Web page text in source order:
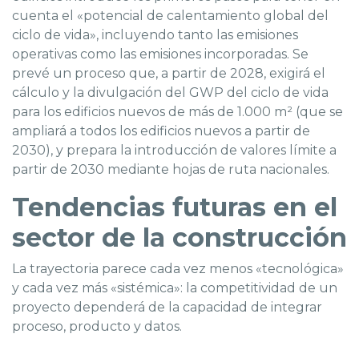
cuenta el «potencial de calentamiento global del
ciclo de vida», incluyendo tanto las emisiones
operativas como las emisiones incorporadas. Se
prevé un proceso que, a partir de 2028, exigirá el
cálculo y la divulgación del GWP del ciclo de vida
para los edificios nuevos de más de 1.000 m² (que se
ampliará a todos los edificios nuevos a partir de
2030), y prepara la introducción de valores límite a
partir de 2030 mediante hojas de ruta nacionales.
Tendencias futuras en el
sector de la construcción
La trayectoria parece cada vez menos «tecnológica»
y cada vez más «sistémica»: la competitividad de un
proyecto dependerá de la capacidad de integrar
proceso, producto y datos.